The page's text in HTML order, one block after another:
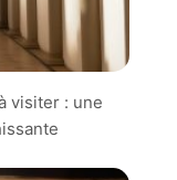
visiter : une